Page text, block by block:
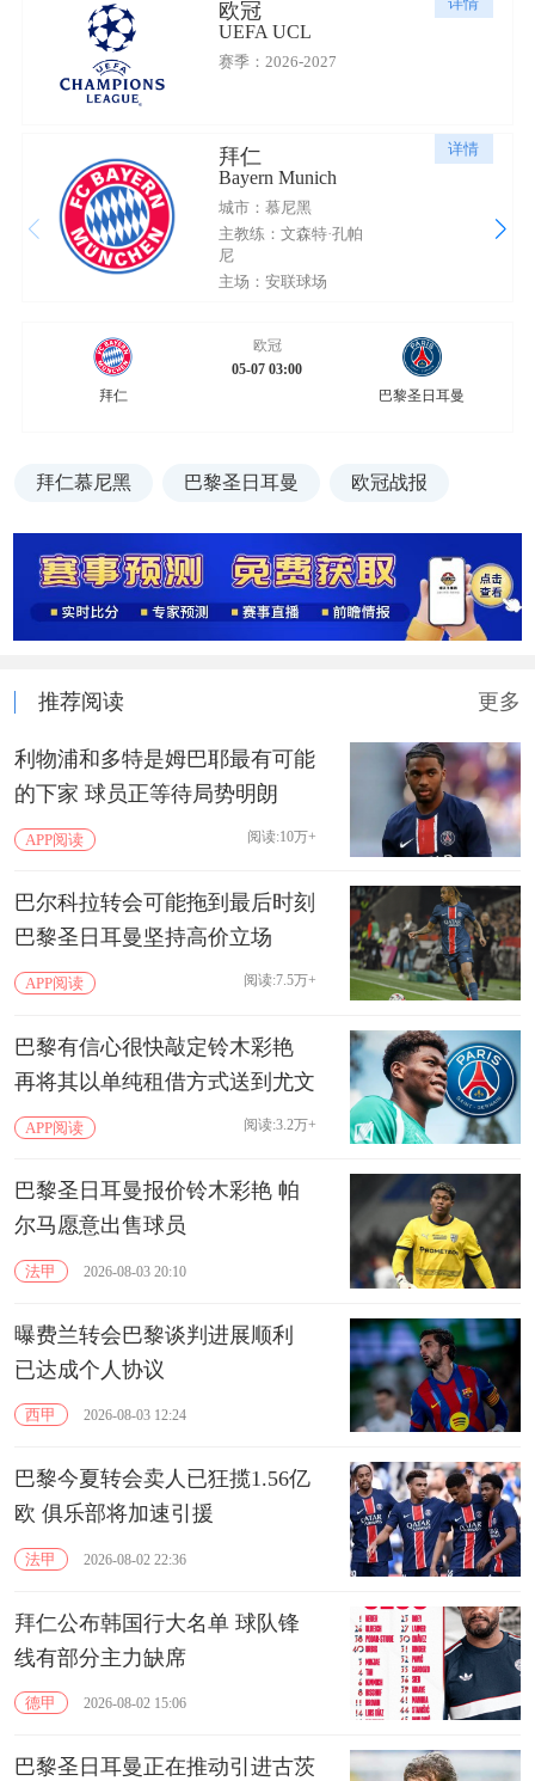
欧冠
UEFA UCL
赛季：2026-2027
详情
拜仁
Bayern Munich
城市：慕尼黑
主教练：文森特·孔帕
尼
主场：安联球场
拜仁
欧冠
05-07 03:00
巴黎圣日耳曼
拜仁慕尼黑 巴黎圣日耳曼 欧冠战报
推荐阅读 更多
利物浦和多特是姆巴耶最有可能
的下家 球员正等待局势明朗
APP阅读 阅读:10万+
巴尔科拉转会可能拖到最后时刻
巴黎圣日耳曼坚持高价立场
APP阅读 阅读:7.5万+
巴黎有信心很快敲定铃木彩艳
再将其以单纯租借方式送到尤文
APP阅读 阅读:3.2万+
巴黎圣日耳曼报价铃木彩艳 帕
尔马愿意出售球员
法甲 2026-08-03 20:10
曝费兰转会巴黎谈判进展顺利
已达成个人协议
西甲 2026-08-03 12:24
巴黎今夏转会卖人已狂揽1.56亿
欧 俱乐部将加速引援
法甲 2026-08-02 22:36
拜仁公布韩国行大名单 球队锋
线有部分主力缺席
德甲 2026-08-02 15:06
巴黎圣日耳曼正在推动引进古茨